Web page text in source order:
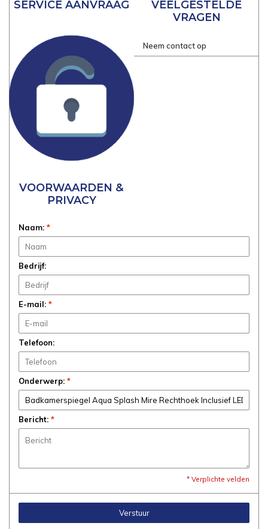
SERVICE AANVRAAG
VEELGESTELDE
VRAGEN
VOORWAARDEN &
PRIVACY
Neem contact op
Naam: *
Bedrijf:
E-mail: *
Telefoon:
Onderwerp: *
Bericht: *
* Verplichte velden
Verstuur